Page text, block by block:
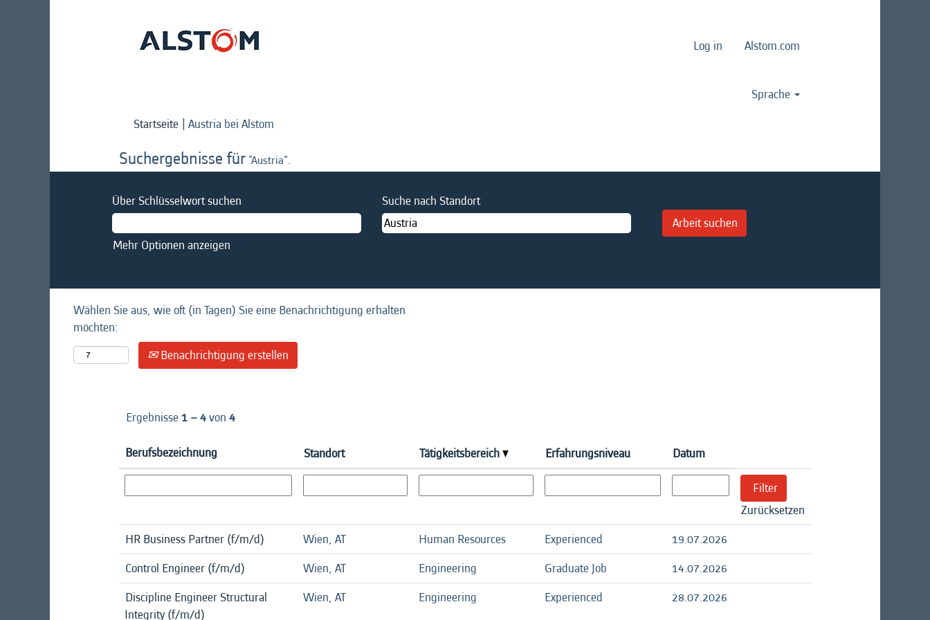
Log in Alstom.com
Sprache
Startseite | Austria bei Alstom
Suchergebnisse für "Austria".
Über Schlüsselwort suchen Suche nach Standort
Mehr Optionen anzeigen
Wählen Sie aus, wie oft (in Tagen) Sie eine Benachrichtigung erhalten
möchten:
Benachrichtigung erstellen
Ergebnisse1 – 4von 4
Berufsbezeichnung Standort Tätigkeitsbereich Erfahrungsniveau Datum
Zurücksetzen
HR Business Partner (f/m/d)
Wien, AT Human Resources Experienced
19.07.2026
Control Engineer (f/m/d)
Wien, AT Engineering Graduate Job
14.07.2026
Discipline Engineer Structural
Integrity (f/m/d)
Wien, AT Engineering Experienced 28.07.2026